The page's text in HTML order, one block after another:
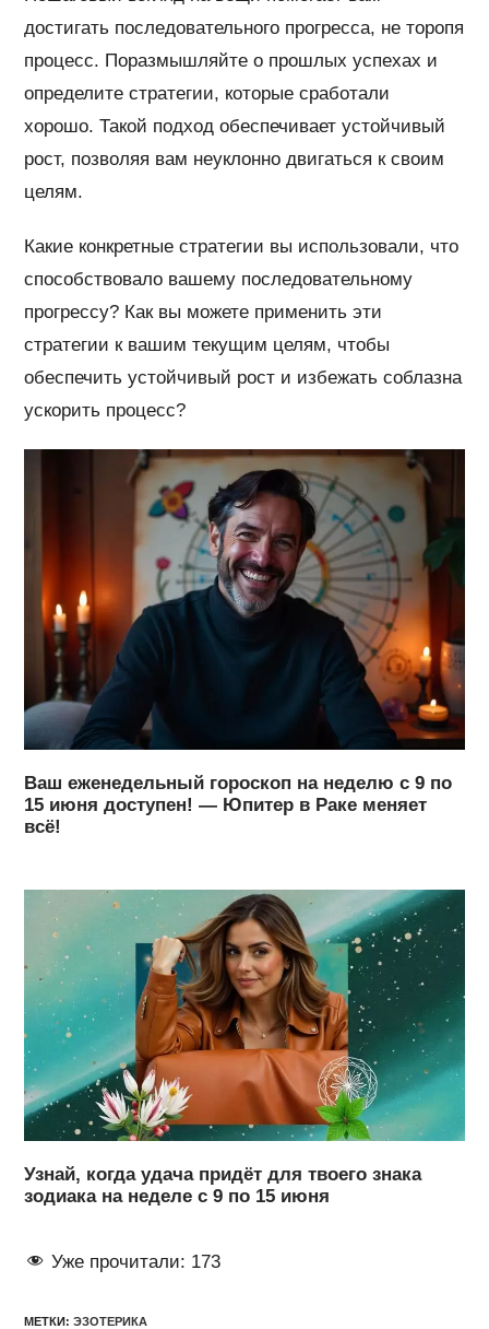
достигать последовательного прогресса, не торопя
процесс. Поразмышляйте о прошлых успехах и
определите стратегии, которые сработали
хорошо. Такой подход обеспечивает устойчивый
рост, позволяя вам неуклонно двигаться к своим
целям.
Какие конкретные стратегии вы использовали, что
способствовало вашему последовательному
прогрессу? Как вы можете применить эти
стратегии к вашим текущим целям, чтобы
обеспечить устойчивый рост и избежать соблазна
ускорить процесс?
Ваш еженедельный гороскоп на неделю с 9 по
15 июня доступен! — Юпитер в Раке меняет
всё!
Узнай, когда удача придёт для твоего знака
зодиака на неделе с 9 по 15 июня
Уже прочитали: 173
МЕТКИ:ЭЗОТЕРИКА